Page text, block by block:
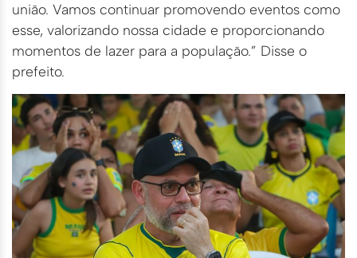
união. Vamos continuar promovendo eventos como
esse, valorizando nossa cidade e proporcionando
momentos de lazer para a população.” Disse o
prefeito.